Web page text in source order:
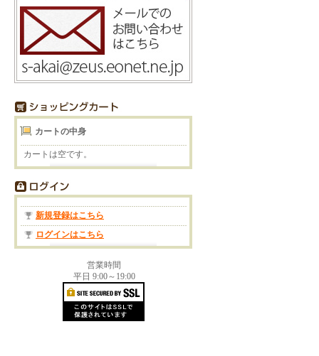
カートの中身
カートは空です。
新規登録はこちら
ログインはこちら
営業時間
平日 9:00～19:00